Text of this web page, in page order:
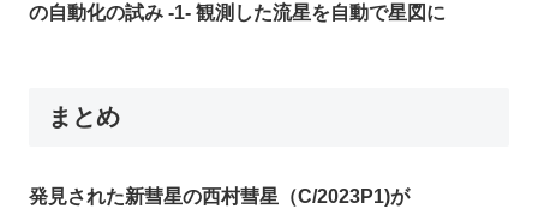
の自動化の試み -1- 観測した流星を自動で星図に
まとめ
発見された新彗星の西村彗星（C/2023P1)が